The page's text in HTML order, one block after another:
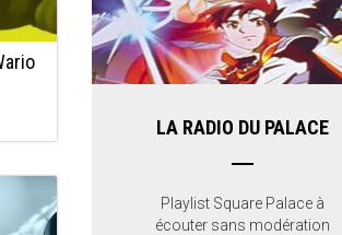
LA RADIO DU PALACE
Playlist Square Palace à
écouter sans modération